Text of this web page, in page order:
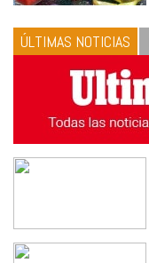
ÚLTIMAS NOTICIAS